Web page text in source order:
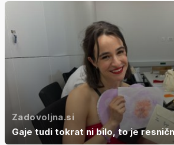
Zadovoljna.si
Gaje tudi tokrat ni bilo, to je